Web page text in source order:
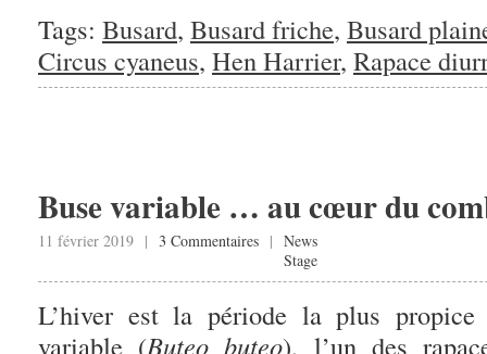
Tags: Busard, Busard friche, Busard
Circus cyaneus, Hen Harrier, Rapace
Buse variable … au cœur du
11 février 2019 | 3 Commentaires | News
Stage
L’hiver est la période la plus propice
variable (Buteo buteo), l’un des